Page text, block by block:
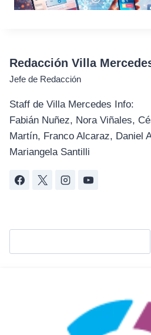
Redacción Villa
Jefe de Redacción
Staff de Villa Mercedes Info:
Fabián Nuñez, Nora Viñales,
Martín, Franco Alcaraz, Daniel
Mariangela Santilli